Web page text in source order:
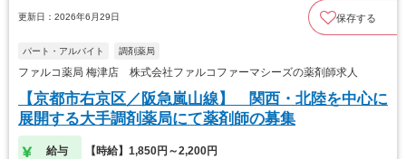
更新日：2026年6月29日 保存する
パート・アルバイト 調剤薬局
ファルコ薬局 梅津店 株式会社ファルコファーマシーズの薬剤師求人
【京都市右京区／阪急嵐山線】 関西・北陸を中心に
展開する大手調剤薬局にて薬剤師の募集
給与 【時給】1,850円～2,200円